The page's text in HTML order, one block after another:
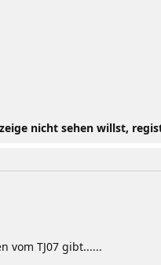
nicht sehen willst,
vom TJ07 gibt......